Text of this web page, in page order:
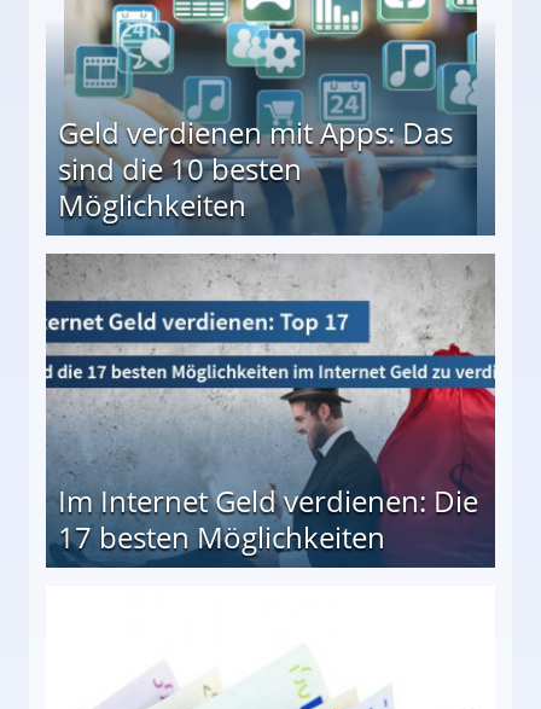
Geld verdienen mit Apps: Das
sind die 10 besten
Möglichkeiten
besten Möglichkeiten
Im Internet Geld verdienen: Die
17 besten Möglichkeiten